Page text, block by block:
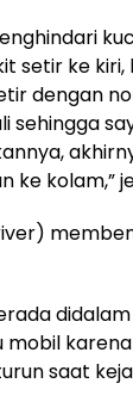
setir ke kiri,
dengan
sehingga
ke kolam,”
mobil
saat